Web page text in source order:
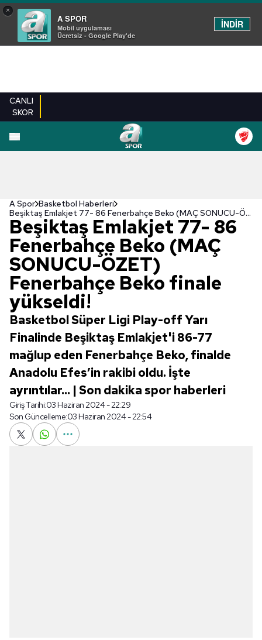
×
A SPOR
Mobil uygulaması
Ücretsiz - Google Play'de
İNDİR
CANLI
SKOR
A Spor Basketbol Haberleri
Beşiktaş Emlakjet 77- 86 Fenerbahçe Beko (MAÇ SONUCU-ÖZET) Fenerbahçe Beko finale yükseldi!
Beşiktaş Emlakjet 77- 86
Fenerbahçe Beko (MAÇ
SONUCU-ÖZET)
Fenerbahçe Beko finale
yükseldi!
Basketbol Süper Ligi Play-off Yarı
Finalinde Beşiktaş Emlakjet'i 86-77
mağlup eden Fenerbahçe Beko, finalde
Anadolu Efes’in rakibi oldu. İşte
ayrıntılar... | Son dakika spor haberleri
Giriş Tarihi:03 Haziran 2024 - 22:29
Son Güncelleme:03 Haziran 2024 - 22:54